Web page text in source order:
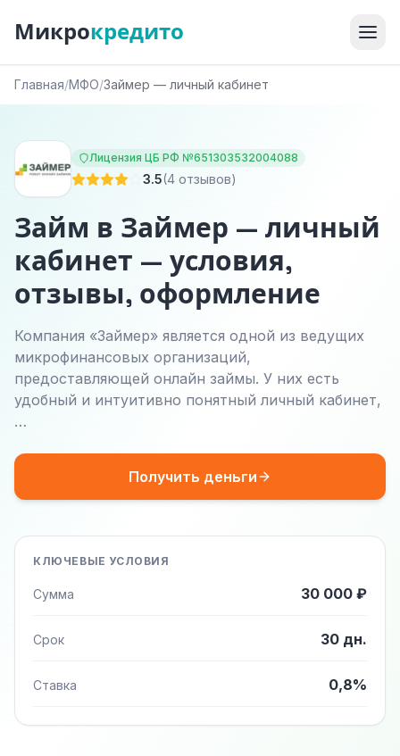
Микрокредито
Главная/МФО/Займер — личный кабинет
Лицензия ЦБ РФ №651303532004088
3.5(4 отзывов)
Займ в Займер — личный
кабинет — условия,
отзывы, оформление
Компания «Займер» является одной из ведущих
микрофинансовых организаций,
предоставляющей онлайн займы. У них есть
удобный и интуитивно понятный личный кабинет,
…
Получить деньги
КЛЮЧЕВЫЕ УСЛОВИЯ
Сумма 30 000 ₽
Срок 30 дн.
Ставка 0,8%